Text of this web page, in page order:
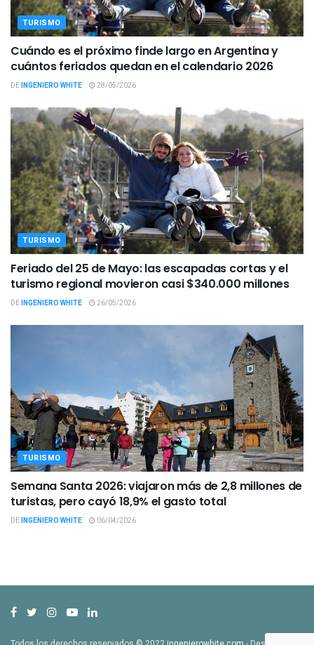
TURISMO
Cuándo es el próximo finde largo en Argentina y
cuántos feriados quedan en el calendario 2026
DEINGENIERO WHITE 28/05/2026
TURISMO
Feriado del 25 de Mayo: las escapadas cortas y el
turismo regional movieron casi $340.000 millones
DEINGENIERO WHITE 26/05/2026
TURISMO
Semana Santa 2026: viajaron más de 2,8 millones de
turistas, pero cayó 18,9% el gasto total
DEINGENIERO WHITE 06/04/2026